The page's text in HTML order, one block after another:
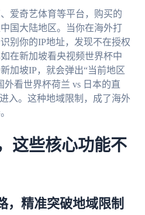
爱奇艺体育等平台，购买的
国大陆地区。当你在海外打
别你的IP地址，发现不在授权
在新加坡看央视频世界杯中
加坡IP，就会弹出“当前地区
外看世界杯荷兰 vs 日本的直
入。这种地域限制，成了海外
这些核心功能不
，精准突破地域限制